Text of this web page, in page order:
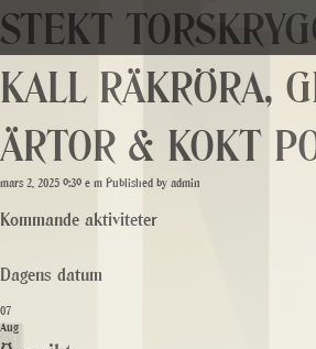
STEKT
KALL RÄKRÖRA,
ÄRTOR & KOKT
mars 2, 2025 9:39 e m Published by admin
Kommande aktiviteter
Dagens datum
07
Aug